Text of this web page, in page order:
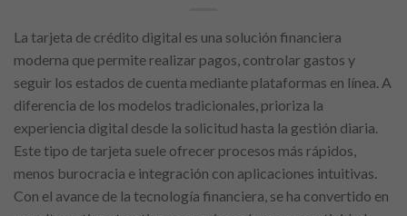
La tarjeta de crédito digital es una solución financiera
moderna que permite realizar pagos, controlar gastos y
seguir los estados de cuenta mediante plataformas en línea. A
diferencia de los modelos tradicionales, prioriza la
experiencia digital desde la solicitud hasta la gestión diaria.
Este tipo de tarjeta suele ofrecer procesos más rápidos,
menos burocracia e integración con aplicaciones intuitivas.
Con el avance de la tecnología financiera, se ha convertido en